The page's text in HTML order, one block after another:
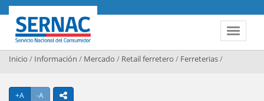
Contenido principal
Toggle
SERNAC
Inicio / Información / Mercado / Retail ferretero / Ferreterias/
+A Agrandar texto
-A Achicar textoicono compartir